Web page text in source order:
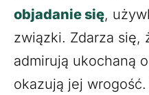
objadanie się,
związki. Zdarza się,
admirują ukochaną
okazują jej